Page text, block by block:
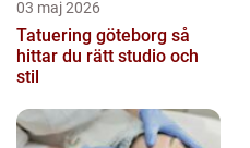
03 maj 2026
Tatuering göteborg så
hittar du rätt studio och
stil